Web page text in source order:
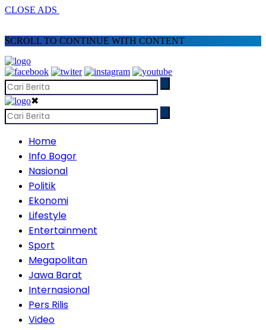
CLOSE ADS
SCROLL TO CONTINUE WITH CONTENT
✖
Home
Info Bogor
Nasional
Politik
Ekonomi
Lifestyle
Entertainment
Sport
Megapolitan
Jawa Barat
Internasional
Pers Rilis
Video